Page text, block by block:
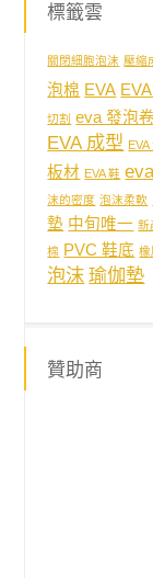
標籤雲
關閉細胞泡沫 壓縮
泡棉 EVA
切割 eva 發泡卷
EVA 成型
板材 EVA 鞋
沫的密度 泡沫柔軟
墊 中旬唯一 新
棉 PVC 鞋底 橡
泡沫 瑜伽墊
贊助商